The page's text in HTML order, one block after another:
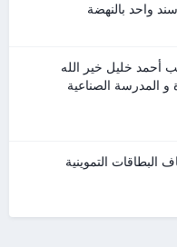
واحد بالنهضة
أحمد خليل خير الله
المدرسة الصناعية
التموينية